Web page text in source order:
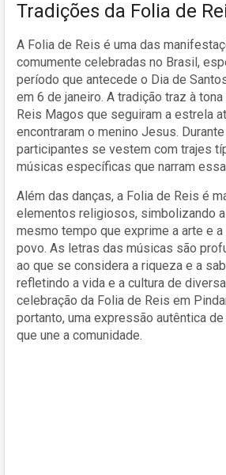
Tradições da Folia de
A Folia de Reis é uma das
comumente celebradas no Brasil,
período que antecede o Dia de
em 6 de janeiro. A tradição traz à
Reis Magos que seguiram a estrela
encontraram o menino Jesus.
participantes se vestem com trajes
músicas específicas que narram
Além das danças, a Folia de Reis é
elementos religiosos, simbolizando
mesmo tempo que exprime a arte e a
povo. As letras das músicas são
ao que se considera a riqueza e a
refletindo a vida e a cultura de
celebração da Folia de Reis em
portanto, uma expressão autêntica
que une a comunidade.